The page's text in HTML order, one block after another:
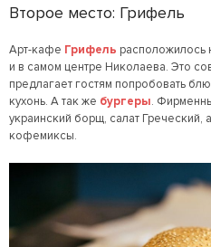
Второе место: Грифель
Арт-кафе Грифель расположилось
и в самом центре Николаева. Это
предлагает гостям попробовать
кухонь. А так же бургеры.
украинский борщ, салат
кофемиксы.